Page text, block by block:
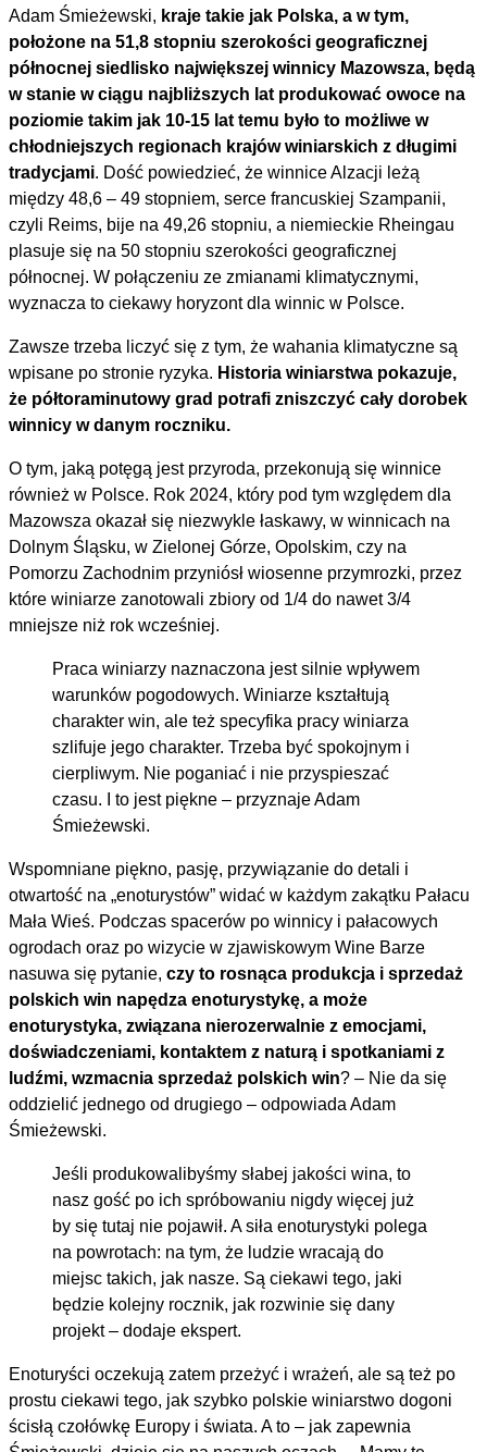
Adam Śmieżewski, kraje takie jak Polska, a w tym,
położone na 51,8 stopniu szerokości geograficznej
północnej siedlisko największej winnicy Mazowsza, będą
w stanie w ciągu najbliższych lat produkować owoce na
poziomie takim jak 10-15 lat temu było to możliwe w
chłodniejszych regionach krajów winiarskich z długimi
tradycjami. Dość powiedzieć, że winnice Alzacji leżą
między 48,6 – 49 stopniem, serce francuskiej Szampanii,
czyli Reims, bije na 49,26 stopniu, a niemieckie Rheingau
plasuje się na 50 stopniu szerokości geograficznej
północnej. W połączeniu ze zmianami klimatycznymi,
wyznacza to ciekawy horyzont dla winnic w Polsce.
Zawsze trzeba liczyć się z tym, że wahania klimatyczne są
wpisane po stronie ryzyka. Historia winiarstwa pokazuje,
że półtoraminutowy grad potrafi zniszczyć cały dorobek
winnicy w danym roczniku.
O tym, jaką potęgą jest przyroda, przekonują się winnice
również w Polsce. Rok 2024, który pod tym względem dla
Mazowsza okazał się niezwykle łaskawy, w winnicach na
Dolnym Śląsku, w Zielonej Górze, Opolskim, czy na
Pomorzu Zachodnim przyniósł wiosenne przymrozki, przez
które winiarze zanotowali zbiory od 1/4 do nawet 3/4
mniejsze niż rok wcześniej.
Praca winiarzy naznaczona jest silnie wpływem
warunków pogodowych. Winiarze kształtują
charakter win, ale też specyfika pracy winiarza
szlifuje jego charakter. Trzeba być spokojnym i
cierpliwym. Nie poganiać i nie przyspieszać
czasu. I to jest piękne – przyznaje Adam
Śmieżewski.
Wspomniane piękno, pasję, przywiązanie do detali i
otwartość na „enoturystów” widać w każdym zakątku Pałacu
Mała Wieś. Podczas spacerów po winnicy i pałacowych
ogrodach oraz po wizycie w zjawiskowym Wine Barze
nasuwa się pytanie, czy to rosnąca produkcja i sprzedaż
polskich win napędza enoturystykę, a może
enoturystyka, związana nierozerwalnie z emocjami,
doświadczeniami, kontaktem z naturą i spotkaniami z
ludźmi, wzmacnia sprzedaż polskich win? – Nie da się
oddzielić jednego od drugiego – odpowiada Adam
Śmieżewski.
Jeśli produkowalibyśmy słabej jakości wina, to
nasz gość po ich spróbowaniu nigdy więcej już
by się tutaj nie pojawił. A siła enoturystyki polega
na powrotach: na tym, że ludzie wracają do
miejsc takich, jak nasze. Są ciekawi tego, jaki
będzie kolejny rocznik, jak rozwinie się dany
projekt – dodaje ekspert.
Enoturyści oczekują zatem przeżyć i wrażeń, ale są też po
prostu ciekawi tego, jak szybko polskie winiarstwo dogoni
ścisłą czołówkę Europy i świata. A to – jak zapewnia